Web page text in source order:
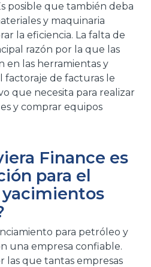
posible que también deba
y maquinaria
la eficiencia. La falta de
razón por la que las
en las herramientas y
factoraje de facturas le
que necesita para realizar
y comprar equipos
Finance es
para el
para petróleo y
una empresa confiable.
las que tantas empresas